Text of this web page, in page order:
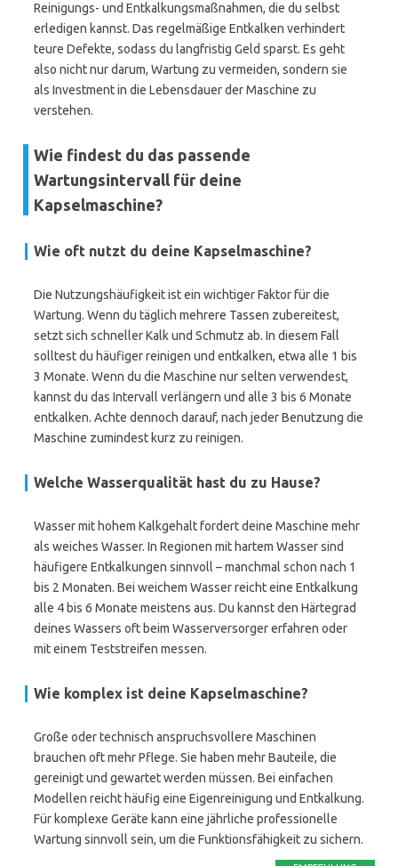
Reinigungs- und Entkalkungsmaßnahmen, die du selbst
erledigen kannst. Das regelmäßige Entkalken verhindert
teure Defekte, sodass du langfristig Geld sparst. Es geht
also nicht nur darum, Wartung zu vermeiden, sondern sie
als Investment in die Lebensdauer der Maschine zu
verstehen.
Wie findest du das passende
Wartungsintervall für deine
Kapselmaschine?
Wie oft nutzt du deine Kapselmaschine?
Die Nutzungshäufigkeit ist ein wichtiger Faktor für die
Wartung. Wenn du täglich mehrere Tassen zubereitest,
setzt sich schneller Kalk und Schmutz ab. In diesem Fall
solltest du häufiger reinigen und entkalken, etwa alle 1 bis
3 Monate. Wenn du die Maschine nur selten verwendest,
kannst du das Intervall verlängern und alle 3 bis 6 Monate
entkalken. Achte dennoch darauf, nach jeder Benutzung die
Maschine zumindest kurz zu reinigen.
Welche Wasserqualität hast du zu Hause?
Wasser mit hohem Kalkgehalt fordert deine Maschine mehr
als weiches Wasser. In Regionen mit hartem Wasser sind
häufigere Entkalkungen sinnvoll – manchmal schon nach 1
bis 2 Monaten. Bei weichem Wasser reicht eine Entkalkung
alle 4 bis 6 Monate meistens aus. Du kannst den Härtegrad
deines Wassers oft beim Wasserversorger erfahren oder
mit einem Teststreifen messen.
Wie komplex ist deine Kapselmaschine?
Große oder technisch anspruchsvollere Maschinen
brauchen oft mehr Pflege. Sie haben mehr Bauteile, die
gereinigt und gewartet werden müssen. Bei einfachen
Modellen reicht häufig eine Eigenreinigung und Entkalkung.
Für komplexe Geräte kann eine jährliche professionelle
Wartung sinnvoll sein, um die Funktionsfähigkeit zu sichern.